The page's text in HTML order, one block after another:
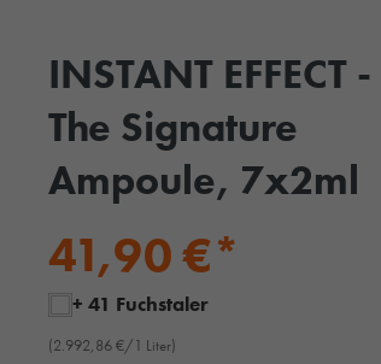
INSTANT EFFECT -
The Signature
Ampoule, 7x2ml
41,90 €*
+ 41 Fuchstaler
(2.992,86 €/1 Liter)